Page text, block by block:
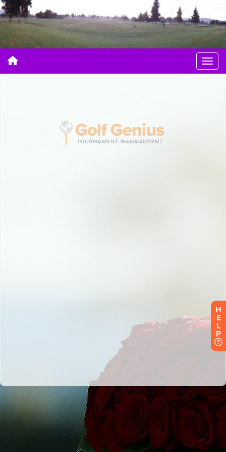
H
E
L
P